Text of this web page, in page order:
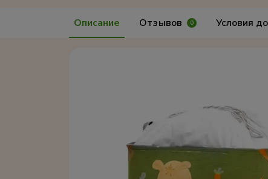
Описание Отзывов 0 Условия